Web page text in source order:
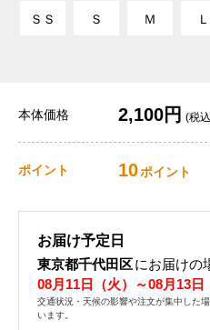
ＳＳ Ｓ Ｍ Ｌ
本体価格 2,100円 (税
ポイント 10ポイント
お届け予定日
東京都千代田区にお届けの
08月11日（火）～08月13日
交通状況・天候の影響や注文が集中した
います。